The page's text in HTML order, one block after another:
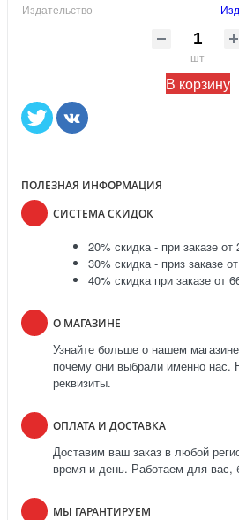
Издательство
шт
В корзину
ПОЛЕЗНАЯ ИНФОРМАЦИЯ
СИСТЕМА СКИДОК
20% скидка - при заказе от
30% скидка - приз заказе
40% скидка при заказе от
О МАГАЗИНЕ
Узнайте больше о нашем
почему они выбрали именно нас.
реквизиты.
ОПЛАТА И ДОСТАВКА
Доставим ваш заказ в любой
время и день. Работаем для вас,
МЫ ГАРАНТИРУЕМ